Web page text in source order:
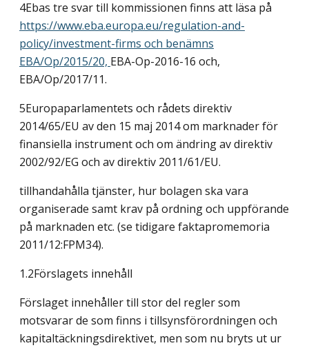
4Ebas tre svar till kommissionen finns att läsa på
https://www.eba.europa.eu/regulation-and-
policy/investment-firms och benämns
EBA/Op/2015/20, EBA-Op-2016-16 och,
EBA/Op/2017/11.
5Europaparlamentets och rådets direktiv
2014/65/EU av den 15 maj 2014 om marknader för
finansiella instrument och om ändring av direktiv
2002/92/EG och av direktiv 2011/61/EU.
tillhandahålla tjänster, hur bolagen ska vara
organiserade samt krav på ordning och uppförande
på marknaden etc. (se tidigare faktapromemoria
2011/12:FPM34).
1.2Förslagets innehåll
Förslaget innehåller till stor del regler som
motsvarar de som finns i tillsynsförordningen och
kapitaltäckningsdirektivet, men som nu bryts ut ur